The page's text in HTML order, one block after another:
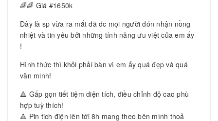
🌈🌈 Giá #1650k
Đây là sp vừa ra mắt đã đc mọi người đón nhận nồng
nhiệt và tin yêu bởi những tính năng ưu việt của em ấy
!
Hình thức thì khỏi phải bàn vì em ấy quá đẹp và quá
văn minh!
🔺 Gấp gọn tiết tiệm diện tích, điều chỉnh độ cao phù
hợp tuỳ thích!
🔺 Pin tich điện lên tới 8h mang theo bên mình thoả